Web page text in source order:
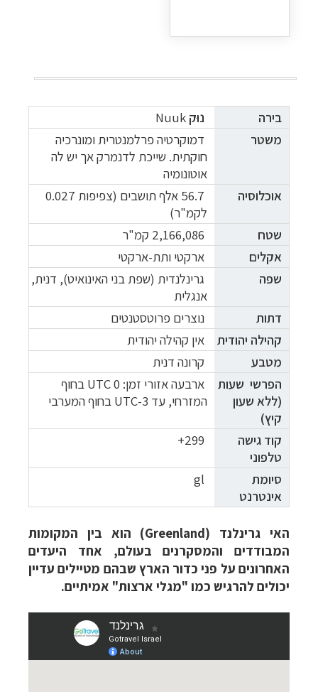
בירה נוּק Nuuk
משטר
דמוקרטיה פרלמנטרית ומונרכיה
חוקתית. שייכת לדנמרק אך יש לה
אוטונומיה
אוכלוסיה
56.7 אלף תושבים (צפיפות 0.027
לקמ"ר)
שטח
אקלים
ארקטי ותת-ארקטי
שפה
גרינלנדית (שפת בני האינואיט), דנית,
אנגלית
דתות
נוצרים פרוטסטנטים
קהילה יהודית
אין קהילה יהודית
מטבע
קרונה דנית
הפרשי שעות
(ללא שעון
קיץ)
ארבעה אזורי זמן: UTC 0 בחוף
המזרחי, עד UTC-3 בחוף המערבי
קוד גישה
טלפוני
סיומת
אינטרנט
האי גרינלנד (Greenland) הוא בין המקומות
המבודדים והמסקרנים בעולם, אחד היעדים
האחרונים על פני כדור הארץ שבהם מטיילים עדיין
יכולים להרגיש כמו "מגלי ארצות" אמיתיים.